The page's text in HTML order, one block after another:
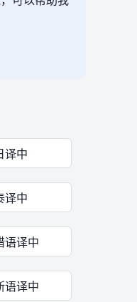
译中
译中
语译中
语译中